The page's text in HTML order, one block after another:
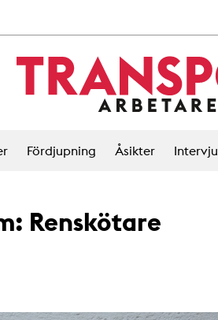
Fördjupning Åsikter
Renskötare